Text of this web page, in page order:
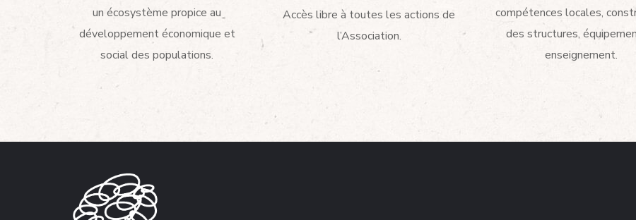
un écosystème propice au
développement économique et
social des populations.
Accès libre à toutes les actions de
l’Association.
compétences locales,
des structures,
enseignement.